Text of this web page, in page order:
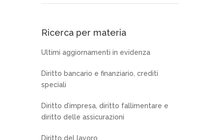
Ricerca per materia
Ultimi aggiornamenti in evidenza
Diritto bancario e finanziario, crediti
speciali
Diritto d’impresa, diritto fallimentare e
diritto delle assicurazioni
Diritto del lavoro